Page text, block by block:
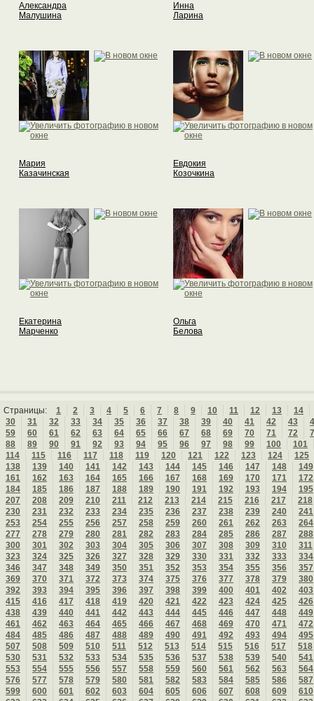
Александра
Малушина
Инна
Ларина
Мария
Казачинская
Евдокия
Козочкина
Екатерина
Марченко
Ольга
Белова
Страницы: 1 2 3 4 5 6 7 8 9 10 11 12 13
14
30
31 32 33 34 35 36 37 38 39 40 41 42 43
59
60 61 62 63 64 65 66 67 68 69 70 71 72
88
89 90 91 92 93 94 95 96 97 98 99 100
101
114
115 116 117 118 119 120 121 122 123 124
125
138
139 140 141 142 143 144 145 146 147 148
149
161
162 163 164 165 166 167 168 169 170 171
172
184
185 186 187 188 189 190 191 192 193 194
195
207
208 209 210 211 212 213 214 215 216 217
218
230
231 232 233 234 235 236 237 238 239 240
241
253
254 255 256 257 258 259 260 261 262 263
264
277
278 279 280 281 282 283 284 285 286 287
288
300
301 302 303 304 305 306 307 308 309 310
311
323
324 325 326 327 328 329 330 331 332 333
334
346
347 348 349 350 351 352 353 354 355 356
357
369
370 371 372 373 374 375 376 377 378 379
380
392
393 394 395 396 397 398 399 400 401 402
403
415
416 417 418 419 420 421 422 423 424 425
426
438
439 440 441 442 443 444 445 446 447 448
449
461
462 463 464 465 466 467 468 469 470 471
472
484
485 486 487 488 489 490 491 492 493 494
495
507
508 509 510 511 512 513 514 515 516 517
518
530
531 532 533 534 535 536 537 538 539 540
541
553
554 555 556 557 558 559 560 561 562 563
564
576
577 578 579 580 581 582 583 584 585 586
587
599
600 601 602 603 604 605 606 607 608 609
610